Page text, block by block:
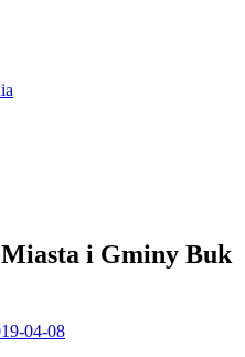
i Gminy Buk
04-08